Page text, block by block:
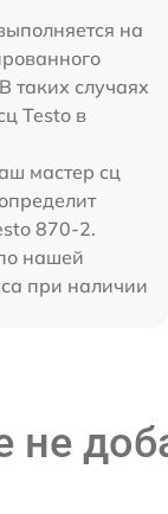
на
таких случаях
Testo в
мастер сц
870-2.
нашей
при наличии
не